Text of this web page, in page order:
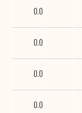
0.0
0.0
0.0
0.0